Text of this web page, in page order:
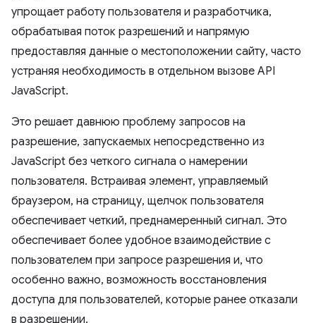
упрощает работу пользователя и разработчика,
обрабатывая поток разрешений и напрямую
предоставляя данные о местоположении сайту, часто
устраняя необходимость в отдельном вызове API
JavaScript.
Это решает давнюю проблему запросов на
разрешение, запускаемых непосредственно из
JavaScript без четкого сигнала о намерении
пользователя. Встраивая элемент, управляемый
браузером, на страницу, щелчок пользователя
обеспечивает четкий, преднамеренный сигнал. Это
обеспечивает более удобное взаимодействие с
пользователем при запросе разрешения и, что
особенно важно, возможность восстановления
доступа для пользователей, которые ранее отказали
в разрешении.